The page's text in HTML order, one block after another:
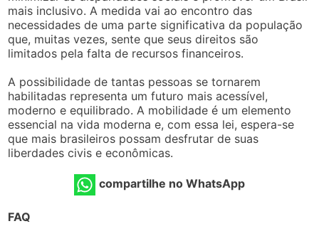
mais inclusivo. A medida vai ao encontro das
necessidades de uma parte significativa da população
que, muitas vezes, sente que seus direitos são
limitados pela falta de recursos financeiros.
A possibilidade de tantas pessoas se tornarem
habilitadas representa um futuro mais acessível,
moderno e equilibrado. A mobilidade é um elemento
essencial na vida moderna e, com essa lei, espera-se
que mais brasileiros possam desfrutar de suas
liberdades civis e econômicas.
compartilhe no WhatsApp
FAQ